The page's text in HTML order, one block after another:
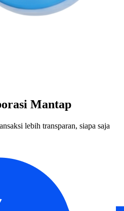
Mantap
lebih transparan, siapa saja